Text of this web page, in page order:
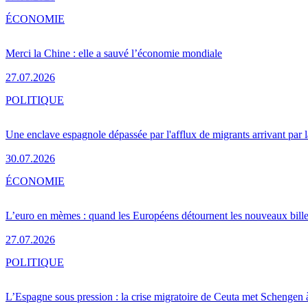
Merci la Chine : elle a sauvé l’économie mondiale
27.07.2026
ÉCONOMIE
Une enclave espagnole dépassée par l'afflux de migrants arrivant par
30.07.2026
POLITIQUE
L’euro en mèmes : quand les Européens détournent les nouveaux
27.07.2026
ÉCONOMIE
L’Espagne sous pression : la crise migratoire de Ceuta met Schengen
POLITIQUE